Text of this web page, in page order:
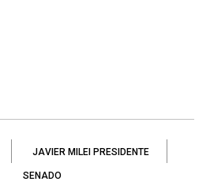
JAVIER MILEI PRESIDENTE
SENADO